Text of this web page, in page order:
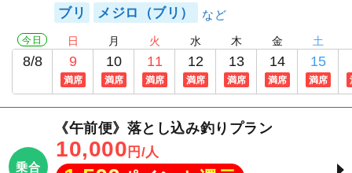
ブリ メジロ（ブリ）
今日
8/8
日
9
満席
月
10
満席
火
11
満席
水
12
満席
木
13
満席
金
14
満席
土
15
満席
乗合
《午前便》落とし込み釣りプラン
10,000 円/人